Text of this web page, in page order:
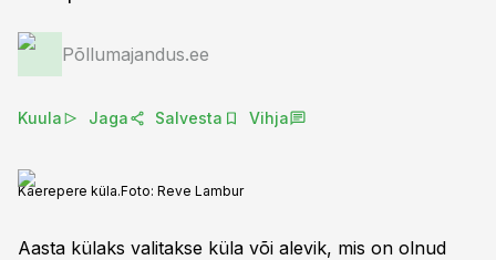
Põllumajandus.ee
Kuula Jaga Salvesta Vihja
Kaerepere küla.Foto: Reve Lambur
Aasta külaks valitakse küla või alevik, mis on olnud